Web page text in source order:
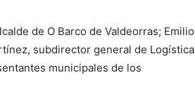
de O Barco de Valdeorras; Emilio
subdirector general de Logística
municipales de los